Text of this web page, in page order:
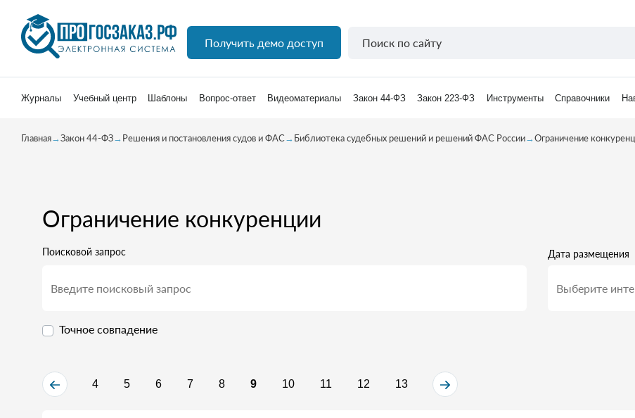
Получить демо доступ
Журналы Учебный центр Шаблоны Вопрос-ответ Видеоматериалы Закон 44-ФЗ Закон 223-ФЗ Инструменты Справочники
Главная→Закон 44-ФЗ→Решения и постановления судов и ФАС→Библиотека судебных решений и решений ФАС России→Ограничение
Ограничение конкуренции
Поисковой запрос
Точное совпадение
Дата размещения
4 5 6 7 8 9 10 11 12 13